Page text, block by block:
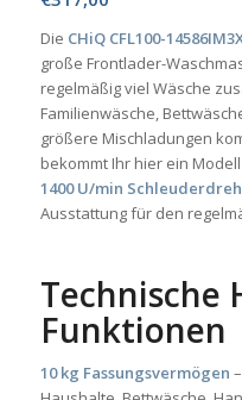
Die CHiQ CFL100-
große Frontlader-
regelmäßig viel Wäsche
Familienwäsche,
größere Mischladungen
bekommt Ihr hier ein
1400 U/min
Ausstattung für den
Technische
Funktionen
10 kg Fassungsvermögen